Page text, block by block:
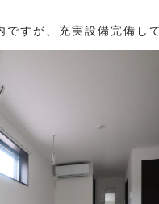
ですが、充実設備完備し